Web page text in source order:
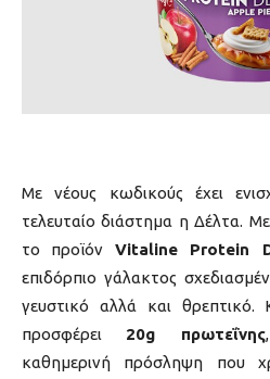
Με νέους κωδικούς έχει
τελευταίο διάστημα η Δέλτα.
το προϊόν Vitaline Protein
επιδόρπιο γάλακτος
γευστικό αλλά και
προσφέρει 20g πρωτεΐνης
καθημερινή πρόσληψη που